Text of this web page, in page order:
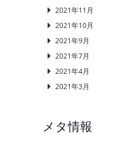
2021年11月
2021年10月
2021年9月
2021年7月
2021年4月
2021年3月
メタ情報